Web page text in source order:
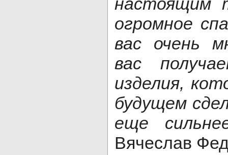
огромное
вас очень
вас
изделия,
будущем
еще
Вячеслав